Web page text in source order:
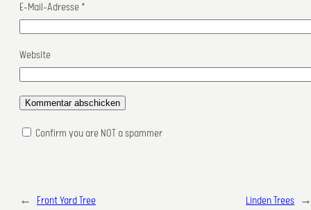
E-Mail-Adresse *
Website
Confirm you are NOT a spammer
← Front Yard Tree Linden Trees